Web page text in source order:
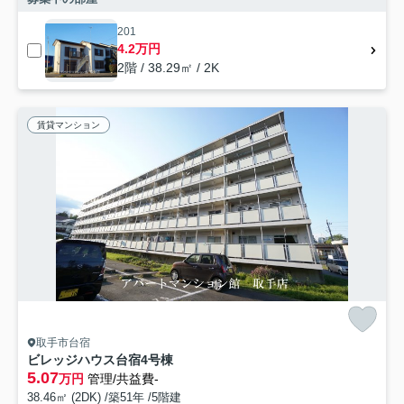
201
4.2万円
2階 / 38.29㎡ / 2K
賃貸マンション
取手市台宿
ビレッジハウス台宿4号棟
5.07万円 管理/共益費-
38.46㎡ (2DK) /築51年 /5階建